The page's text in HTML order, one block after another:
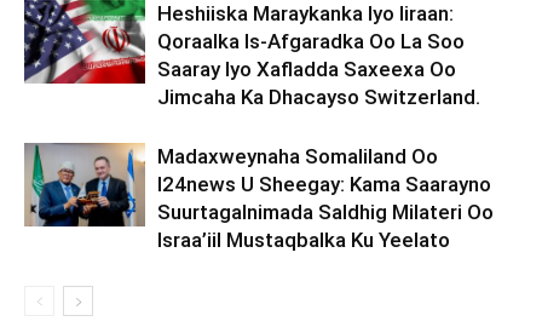
Heshiiska Maraykanka Iyo Iiraan:
Qoraalka Is-Afgaradka Oo La Soo
Saaray Iyo Xafladda Saxeexa Oo
Jimcaha Ka Dhacayso Switzerland.
Madaxweynaha Somaliland Oo
I24news U Sheegay: Kama Saarayno
Suurtagalnimada Saldhig Milateri Oo
Israa’iil Mustaqbalka Ku Yeelato